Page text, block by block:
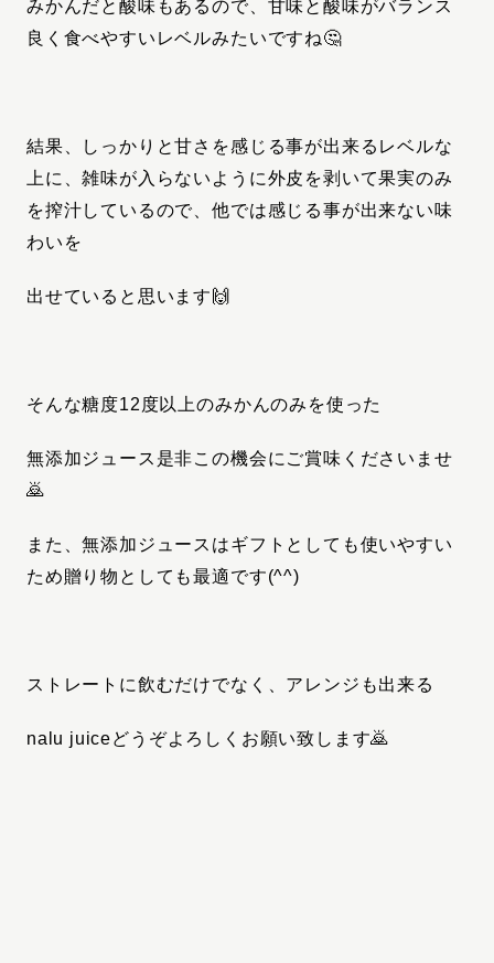
みかんだと酸味もあるので、甘味と酸味がバランス
良く 食べやすいレベルみたいですね🤔
結果、しっかりと甘さを感じる事が出来るレベルな
上に、雑味が入らないように外皮を剥いて果実のみ
を搾汁しているので、他では感じる事が出来ない味
わいを
出せていると思います🙌
そんな糖度12度以上のみかんのみを使った
無添加ジュース 是非この機会にご賞味くださいませ
🙇
また、無添加ジュースはギフトとしても使いやすい
ため贈り物としても最適です(^^)
ストレートに飲むだけでなく、アレンジも出来る
nalu juiceどうぞよろしくお願い致します🙇